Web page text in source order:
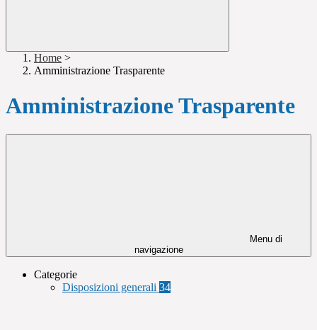
Home >
Amministrazione Trasparente
Amministrazione Trasparente
Menu di
navigazione
Categorie
Disposizioni generali 34